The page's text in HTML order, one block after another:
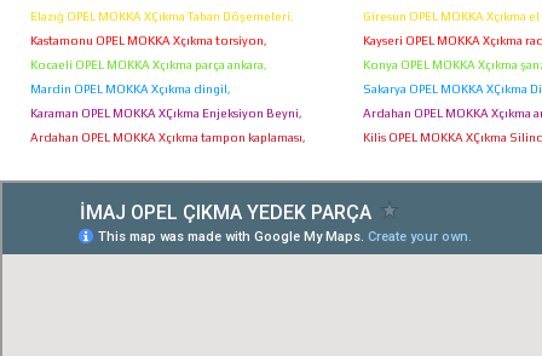
Elazığ OPEL MOKKA XÇıkma Taban Döşemeleri,
Giresun OPEL MOKKA Xçıkma
Kastamonu OPEL MOKKA Xçıkma torsiyon,
Kayseri OPEL MOKKA Xçıkma
Kocaeli OPEL MOKKA Xçıkma parça ankara,
Konya OPEL MOKKA Xçıkma
Mardin OPEL MOKKA Xçıkma dingil,
Sakarya OPEL MOKKA XÇıkma
Karaman OPEL MOKKA XÇıkma Enjeksiyon Beyni,
Ardahan OPEL MOKKA Xçıkma
Ardahan OPEL MOKKA Xçıkma tampon kaplaması,
Kilis OPEL MOKKA XÇıkma